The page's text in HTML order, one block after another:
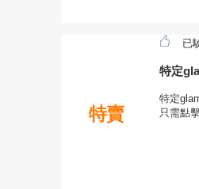
特賣
已
特定
特定
只需點